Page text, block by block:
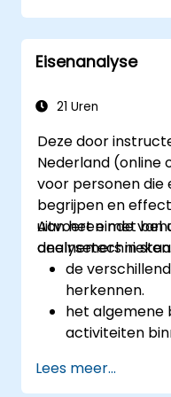
verbeteren.
Volledig
Eisenanalyse
21 Uren
Deze door
Nederland (online
voor personen die
begrijpen en
uitvoeren met
Aan het einde van
deelnemers in
de
herkennen.
het algemene
activiteiten
kennis te
Lees meer...